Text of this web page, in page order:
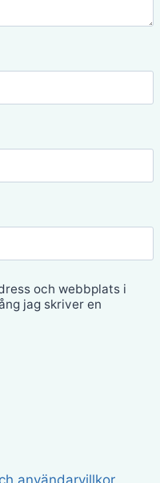
och webbplats i
jag skriver en
användarvillkor